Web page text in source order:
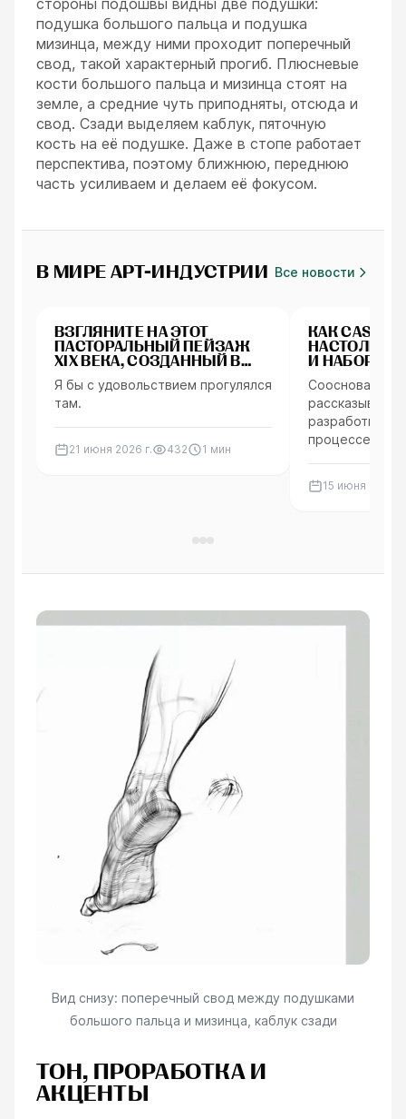
подушка большого пальца и подушка
мизинца, между ними проходит поперечный
свод, такой характерный прогиб. Плюсневые
кости большого пальца и мизинца стоят на
земле, а средние чуть приподняты, отсюда и
свод. Сзади выделяем каблук, пяточную
кость на её подушке. Даже в стопе работает
перспектива, поэтому ближнюю, переднюю
часть усиливаем и делаем её фокусом.
В МИРЕ АРТ-ИНДУСТРИИ Все новости
Арт окружения
ВЗГЛЯНИТЕ НА ЭТОТ
ПАСТОРАЛЬНЫЙ ПЕЙЗАЖ
XIX ВЕКА, СОЗДАННЫЙ В
BLENDER
Я бы с удовольствием прогулялся
там.
21 июня 2026 г. 432 1 мин
Интервью
КАК CAST N
И НАБОРЫ
Сооснователь
рассказывает
разработки
процессе
печати.
15 июня 2026 г.
Вид снизу: поперечный свод между подушками
большого пальца и мизинца, каблук сзади
ТОН, ПРОРАБОТКА И
АКЦЕНТЫ